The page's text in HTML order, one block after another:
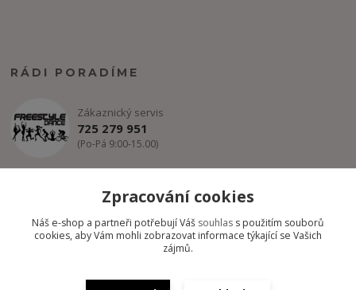
RÁDI PORADÍME
Zákaznický servis
725 279 951
(Po-Pá 9:00-15.00)
Zpracování cookies
Náš e-shop a partneři potřebují Váš souhlas s použitím souborů
cookies, aby Vám mohli zobrazovat informace týkající se Vašich
zájmů.